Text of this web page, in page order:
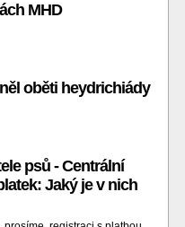
MHD
oběti heydrichiády
psů - Centrální
Jaký je v nich